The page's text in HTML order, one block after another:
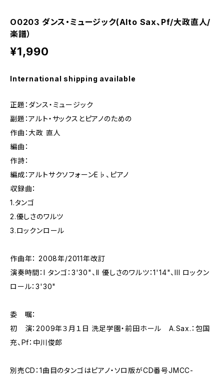
O0203 ダンス・ミュージック(Alto Sax、Pf/大政直人/
楽譜）
¥1,990
International shipping available
正題：ダンス・ミュージック
副題：アルト・サックスとピアノのための
作曲：大政 直人
編曲：
作詩：
編成：アルトサクソフォーンE♭、ピアノ
収録曲：
1.タンゴ
2.優しさのワルツ
3.ロックンロール
作曲年： 2008年/2011年改訂
演奏時間：I タンゴ：3'30"、II 優しさのワルツ：1'14"、III ロックン
ロール：3'30"
委 嘱：
初 演：2009年３月１日 洗足学園・前田ホール A.Sax.：包国
充、Pf：中川俊郎
別売CD：1曲目のタンゴはピアノ・ソロ版がCD番号JMCC-